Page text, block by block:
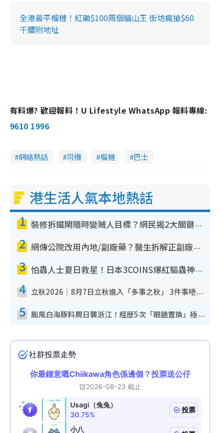
全港最平榴槤！紅磡$100兩個貓山王 街坊瘋搶$60
干腰附地址
有料爆? 歡迎報料！U Lifestyle WhatsApp 報料專線:
9610 1996
網絡熱話 司機 榴槤 巴士
港生活人氣本地熱話
1 裝修拆鐵閘隨時變賊人目標？網民揭2大關鍵用途：裝新式等於白裝？附新舊鐵閘分別
2 網傳公院改用內地/副廠藥？醫生拆解正副廠分別 揭4類人換藥隨時出事
3 怕蟲人士夏日救星！日本3COINS爆紅驅蟲神器$45起 1招「全程免觸碰」輕鬆搞定小強
4 立秋2026｜8月7日立秋進入「多事之秋」 3件事唔做得！專家教6招開運 清枱頭／銀包納氣接好運
5 颱風白海豚料周日襲浙江！經歷5次「眼牆置換」極罕見 成登陸內地最長途颱風